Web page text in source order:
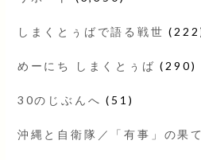
しまくとぅばで語る戦世
めーにち しまくとぅば (290)
30のじぶんへ (51)
沖縄と自衛隊／「有事」の果